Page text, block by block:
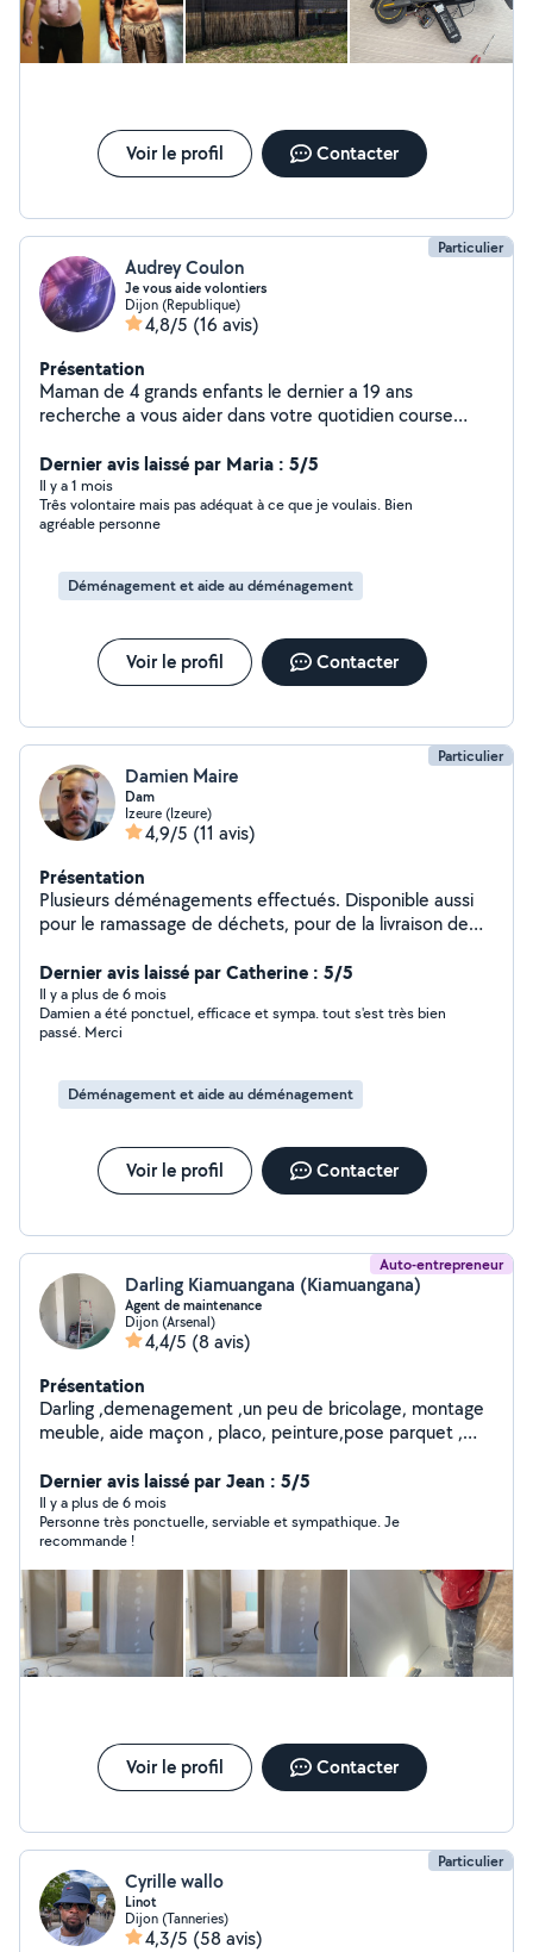
Voir le profil Contacter
Particulier
Audrey Coulon
Je vous aide volontiers
Dijon (Republique)
4,8/5 (16 avis)
Présentation
Maman de 4 grands enfants le dernier a 19 ans
recherche a vous aider dans votre quotidien course
mettre mes compétences acquises lors de ma vie de
maman solo au profit de chacun astuce système d force
pour porter et déménager ( 20 déménagements au
cours de ma vie ) je ne suis pas professionnel et si je
ne peux exiger un tarif étant non professionnel C'est le
côté humain avant tout j'habite Dijon et me déplace en
Dernier avis laissé par Maria : 5/5
Il y a 1 mois
Três volontaire mais pas adéquat à ce que je voulais. Bien
agréable personne
Déménagement et aide au déménagement
Voir le profil Contacter
Particulier
Damien Maire
Dam
Izeure (Izeure)
4,9/5 (11 avis)
Présentation
Plusieurs déménagements effectués. Disponible aussi
pour le ramassage de déchets, pour de la livraison de
Dernier avis laissé par Catherine : 5/5
Il y a plus de 6 mois
Damien a été ponctuel, efficace et sympa. tout s'est très bien
passé. Merci
Déménagement et aide au déménagement
Voir le profil Contacter
Auto-entrepreneur
Darling Kiamuangana (Kiamuangana)
Agent de maintenance
Dijon (Arsenal)
4,4/5 (8 avis)
Présentation
Darling ,demenagement ,un peu de bricolage, montage
meuble, aide maçon , placo, peinture,pose parquet ,
Dernier avis laissé par Jean : 5/5
Il y a plus de 6 mois
Personne très ponctuelle, serviable et sympathique. Je
recommande !
Voir le profil Contacter
Particulier
Cyrille wallo
Linot
Dijon (Tanneries)
4,3/5 (58 avis)